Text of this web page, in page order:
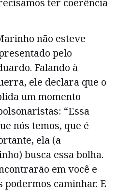
ter coerência
não esteve
pelo
Falando à
ele declara que o
um momento
“Essa
nós temos, que é
ela (a
busca essa bolha.
em você e
podermos caminhar. E